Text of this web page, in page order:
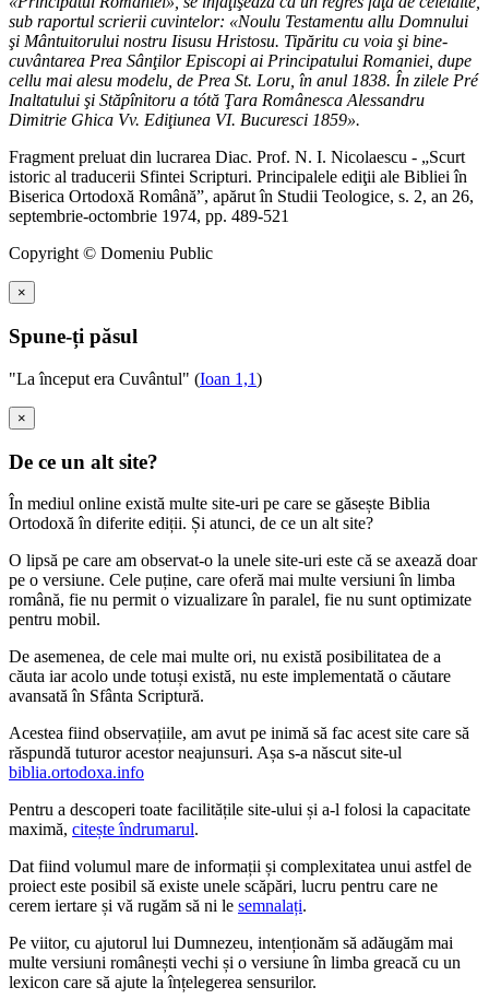
sub raportul scrierii cuvintelor: «Noulu Testamentu allu Domnului
şi Mântuitorului nostru Iisusu Hristosu. Tipăritu cu voia şi bine-
cuvântarea Prea Sânţilor Episcopi ai Principatului Romaniei, dupe
cellu mai alesu modelu, de Prea St. Loru, în anul 1838. În zilele Pré
Inaltatului şi Stăpînitoru a tótă Ţara Românesca Alessandru
Dimitrie Ghica Vv. Ediţiunea VI. Bucuresci 1859».
Fragment preluat din lucrarea Diac. Prof. N. I. Nicolaescu - „Scurt
istoric al traducerii Sfintei Scripturi. Principalele ediţii ale Bibliei în
Biserica Ortodoxă Română”, apărut în Studii Teologice, s. 2, an 26,
septembrie-octombrie 1974, pp. 489-521
Copyright © Domeniu Public
×
Spune-ți păsul
"La început era Cuvântul" (Ioan 1,1)
×
De ce un alt site?
În mediul online există multe site-uri pe care se găsește Biblia
Ortodoxă în diferite ediții. Și atunci, de ce un alt site?
O lipsă pe care am observat-o la unele site-uri este că se axează doar
pe o versiune. Cele puține, care oferă mai multe versiuni în limba
română, fie nu permit o vizualizare în paralel, fie nu sunt optimizate
pentru mobil.
De asemenea, de cele mai multe ori, nu există posibilitatea de a
căuta iar acolo unde totuși există, nu este implementată o căutare
avansată în Sfânta Scriptură.
Acestea fiind observațiile, am avut pe inimă să fac acest site care să
răspundă tuturor acestor neajunsuri. Așa s-a născut site-ul
biblia.ortodoxa.info
Pentru a descoperi toate facilitățile site-ului și a-l folosi la capacitate
maximă, citește îndrumarul.
Dat fiind volumul mare de informații și complexitatea unui astfel de
proiect este posibil să existe unele scăpări, lucru pentru care ne
cerem iertare și vă rugăm să ni le semnalați.
Pe viitor, cu ajutorul lui Dumnezeu, intenționăm să adăugăm mai
multe versiuni românești vechi și o versiune în limba greacă cu un
lexicon care să ajute la înțelegerea sensurilor.